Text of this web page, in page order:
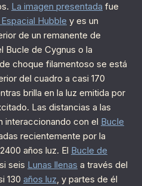
La imagen presentada fue
Hubble y es un
de un remanente de
Bucle de Cygnus o la
choque filamentoso se está
del cuadro a casi 170
brilla en la luz emitida por
Las distancias a las
interaccionando con el Bucle
recientemente por la
años luz. El Bucle de
seis Lunas llenas a través del
130 años luz, y partes de él